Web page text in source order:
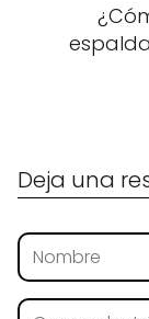
Deja una